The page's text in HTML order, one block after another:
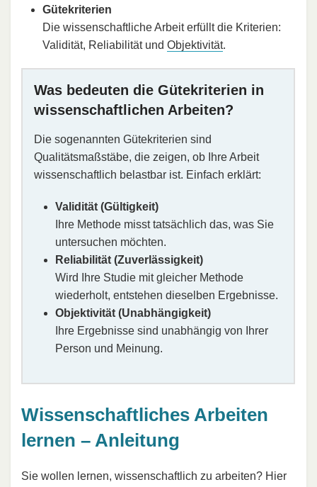
Gütekriterien
Die wissenschaftliche Arbeit erfüllt die Kriterien:
Validität, Reliabilität und Objektivität.
Was bedeuten die Gütekriterien in
wissenschaftlichen Arbeiten?
Die sogenannten Gütekriterien sind
Qualitätsmaßstäbe, die zeigen, ob Ihre Arbeit
wissenschaftlich belastbar ist. Einfach erklärt:
Validität (Gültigkeit)
Ihre Methode misst tatsächlich das, was Sie
untersuchen möchten.
Reliabilität (Zuverlässigkeit)
Wird Ihre Studie mit gleicher Methode
wiederholt, entstehen dieselben Ergebnisse.
Objektivität (Unabhängigkeit)
Ihre Ergebnisse sind unabhängig von Ihrer
Person und Meinung.
Wissenschaftliches Arbeiten
lernen – Anleitung
Sie wollen lernen, wissenschaftlich zu arbeiten? Hier